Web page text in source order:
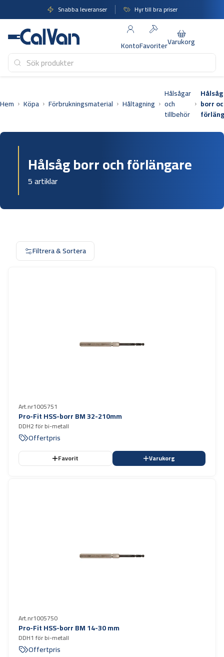
till
innehåll
Snabba leveranser Hyr till bra priser
KontoFavoriterVarukorg
Hem Köpa Förbrukningsmaterial Håltagning
Hålsågar
och
tillbehör
Hålsåg
borr
Hålsåg borr och förlängare
5 artiklar
Filtrera & Sortera
Art.nr1005751
Pro-Fit HSS-borr BM 32-210mm
DDH2 för bi-metall
Offertpris
Favorit Varukorg
Art.nr1005750
Pro-Fit HSS-borr BM 14-30 mm
DDH1 för bi-metall
Offertpris